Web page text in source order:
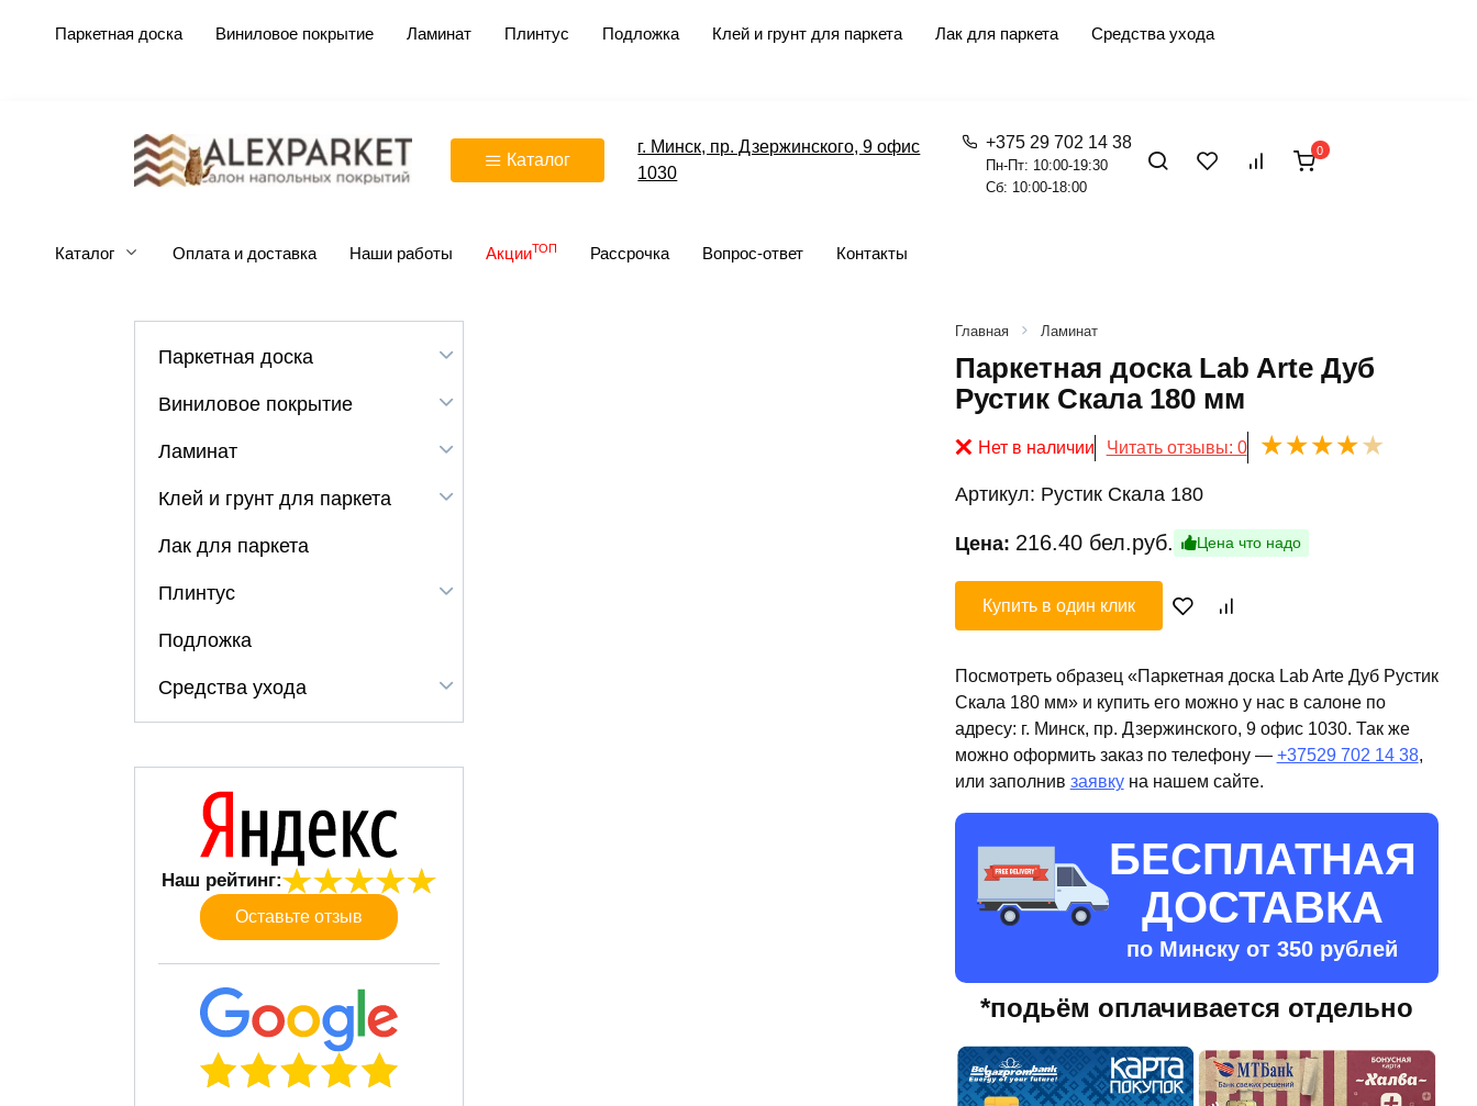
Паркетная доска Виниловое покрытие Ламинат Плинтус Подложка Клей и грунт для паркета Лак для паркета Средства ухода
Каталог
г. Минск, пр. Дзержинского, 9 офис
1030
+375 29 702 14 38
Пн-Пт: 10:00-19:30
Сб: 10:00-18:00
0
Каталог Оплата и доставка Наши работы АкцииТОП Рассрочка Вопрос-ответ Контакты
Главная Ламинат
Паркетная доска Lab Arte Дуб
Рустик Скала 180 мм
Нет в наличии Читать отзывы: 0
Артикул: Рустик Скала 180
Цена: 216.40 бел.руб. Цена что надо
Купить в один клик
Посмотреть образец «Паркетная доска Lab Arte Дуб Рустик
Скала 180 мм» и купить его можно у нас в салоне по
адресу: г. Минск, пр. Дзержинского, 9 офис 1030. Так же
можно оформить заказ по телефону — +37529 702 14 38,
или заполнив заявкуна нашем сайте.
БЕСПЛАТНАЯ
ДОСТАВКА
по Минску от 350 рублей
*подьём оплачивается отдельно
Паркетная доска
Виниловое покрытие
Ламинат
Клей и грунт для паркета
Лак для паркета
Плинтус
Подложка
Средства ухода
Наш рейтинг:
Оставьте отзыв